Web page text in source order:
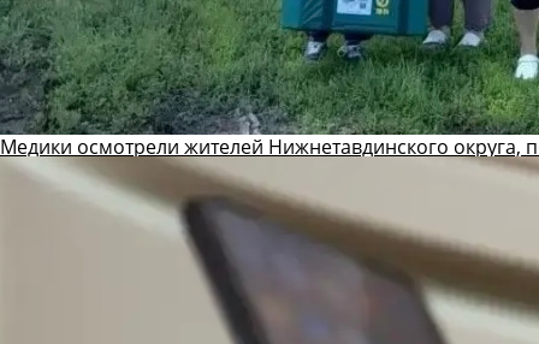
Медики осмотрели жителей Нижнетавдинского округа,